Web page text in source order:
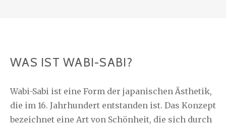
WAS IST WABI-SABI?
Wabi-Sabi ist eine Form der japanischen Ästhetik,
die im 16. Jahrhundert entstanden ist. Das Konzept
bezeichnet eine Art von Schönheit, die sich durch